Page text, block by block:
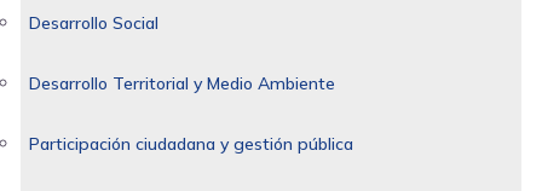
Desarrollo Social
Desarrollo Territorial y Medio Ambiente
Participación ciudadana y gestión pública